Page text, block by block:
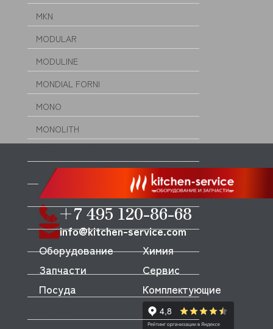
MKN
MODULAR
MODULINE
MONDIAL FORNI
MONO
MONOLITH
MORETTI
MORICE
MULLER
MUSSO
MVQ
NEMOX
+7 495 120-86-68
info@kitchen-service.com
Оборудование
Запчасти
Посуда
Химия
Сервис
Комплектующие